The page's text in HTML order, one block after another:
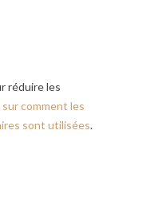
réduire les
sur comment les
sont utilisées.